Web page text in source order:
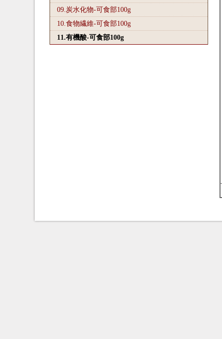
09.炭水化物-可食部100g
10.食物繊維-可食部100g
11.有機酸-可食部100g